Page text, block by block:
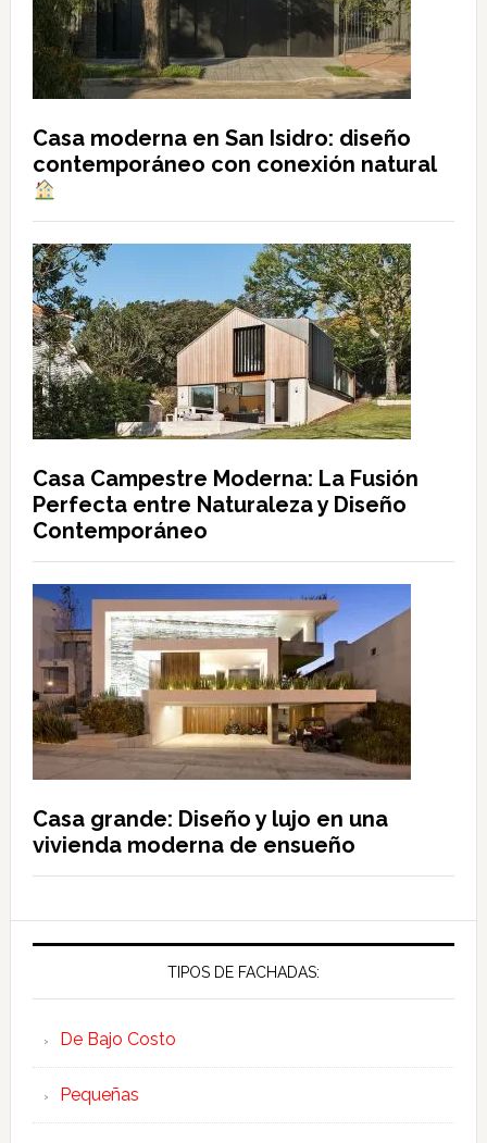
Casa moderna en San Isidro: diseño
contemporáneo con conexión natural
Casa Campestre Moderna: La Fusión
Perfecta entre Naturaleza y Diseño
Contemporáneo
Casa grande: Diseño y lujo en una
vivienda moderna de ensueño
TIPOS DE FACHADAS:
De Bajo Costo
Pequeñas